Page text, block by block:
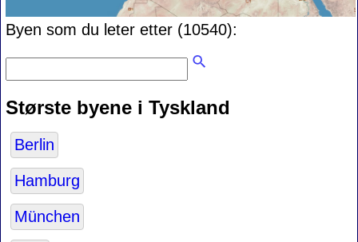
Byen som du leter etter (10540):
Største byene i Tyskland
Berlin
Hamburg
München